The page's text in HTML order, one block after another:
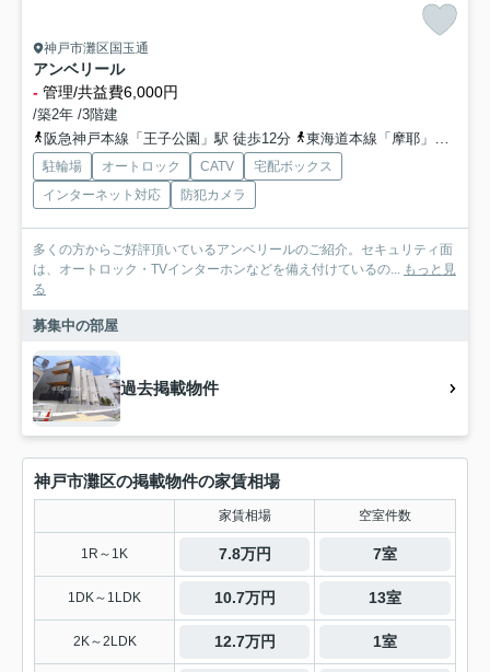
神戸市灘区国玉通
アンベリール
- 管理/共益費6,000円
/築2年 /3階建
阪急神戸本線「王子公園」駅 徒歩12分
東海道本線「摩耶」駅 徒歩18分
駐輪場 オートロック CATV
宅配ボックス
インターネット対応
防犯カメラ
多くの方からご好評頂いているアンベリールのご紹介。セキュリティ面
は、オートロック・TVインターホンなどを備え付けているの... もっと見
る
募集中の部屋
過去掲載物件
神戸市灘区の掲載物件の家賃相場
家賃相場 空室件数
1R～1K 7.8万円 7室
1DK～1LDK 10.7万円 13室
2K～2LDK 12.7万円 1室